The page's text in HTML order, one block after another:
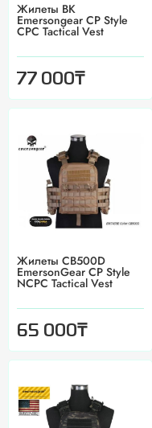
Жилеты BK
Emersongear CP Style
CPC Tactical Vest
77 000₸
Жилеты CB500D
EmersonGear CP Style
NCPC Tactical Vest
65 000₸